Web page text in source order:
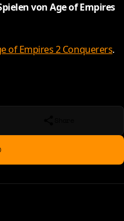
von Age of Empires
of Empires 2 Conquerers.